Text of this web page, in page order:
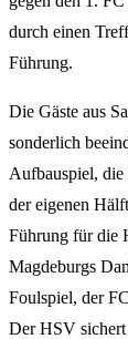
durch einen
Führung.
Die Gäste aus
sonderlich
Aufbauspiel, die
der eigenen
Führung für die
Magdeburgs
Foulspiel, der
Der HSV